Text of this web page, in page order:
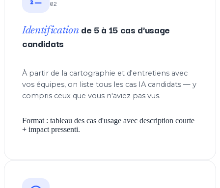
02
Identification de 5 à 15 cas d'usage
candidats
À partir de la cartographie et d'entretiens avec
vos équipes, on liste tous les cas IA candidats — y
compris ceux que vous n'aviez pas vus.
Format : tableau des cas d'usage avec description courte
+ impact pressenti.